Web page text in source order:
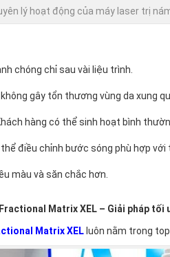
lý hoạt động của máy laser trị
chóng chỉ sau vài liệu trình.
gây tổn thương vùng da xung
hàng có thể sinh hoạt bình
điều chỉnh bước sóng phù hợp với
màu và săn chắc hơn.
Matrix XEL – Giải pháp tối
Matrix XEL luôn nằm trong